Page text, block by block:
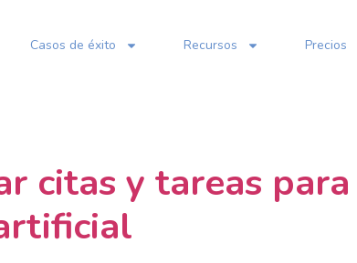
Casos de éxito Recursos Precios
citas y tareas